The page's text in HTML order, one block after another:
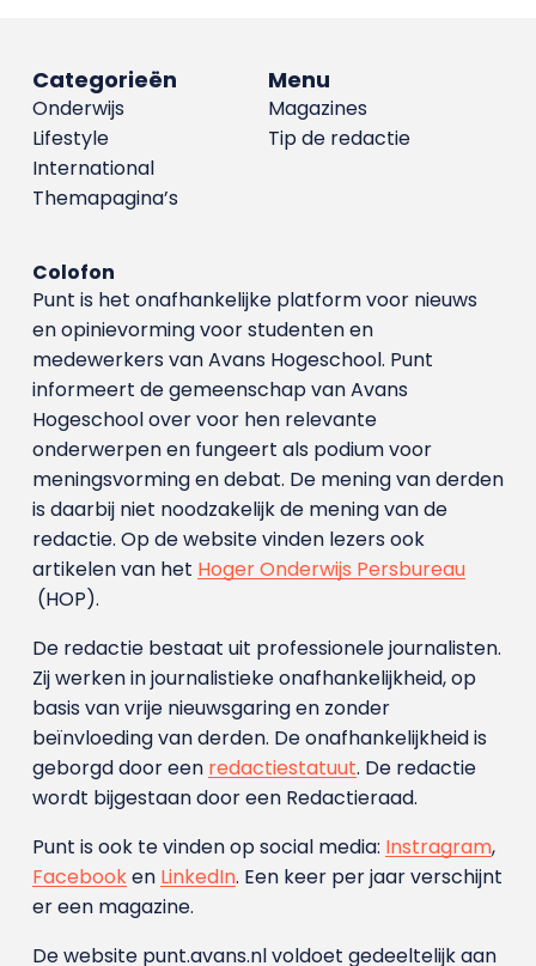
Menu
Magazines
Tip de redactie
Categorieën
Onderwijs
Lifestyle
International
Themapagina’s
Colofon
Punt is het onafhankelijke platform voor nieuws
en opinievorming voor studenten en
medewerkers van Avans Hoge­school. Punt
informeert de gemeenschap van Avans
Hogeschool over voor hen relevante
onderwerpen en fungeert als podium voor
meningsvorming en debat. De mening van derden
is daarbij niet noodzakelijk de mening van de
redactie. Op de website vinden lezers ook
artikelen van het Hoger Onderwijs Persbureau
(HOP).
De redactie bestaat uit professionele journalisten.
Zij werken in journalistieke onafhankelijkheid, op
basis van vrije nieuwsgaring en zonder
beïnvloeding van derden. De onafhankelijkheid is
geborgd door een redactiestatuut. De redactie
wordt bijgestaan door een Redactieraad.
Punt is ook te vinden op social media: Instragram,
Facebooken LinkedIn. Een keer per jaar verschijnt
er een magazine.
De website punt.avans.nl voldoet gedeeltelijk aan